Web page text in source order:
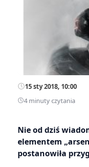
15 sty 2018, 10:00
4 minuty czytania
Nie od dziś
elementem
postanowiła